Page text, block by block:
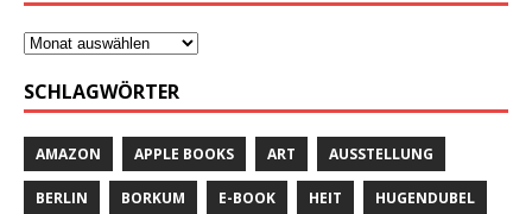
SCHLAGWÖRTER
AMAZON APPLE BOOKS ART AUSSTELLUNG
BERLIN BORKUM E-BOOK HEIT HUGENDUBEL